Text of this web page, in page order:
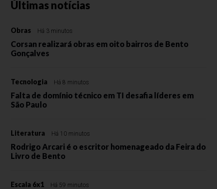
Últimas notícias
Obras Há 3 minutos
Corsan realizará obras em oito bairros de Bento
Gonçalves
Tecnologia Há 8 minutos
Falta de domínio técnico em TI desafia líderes em
São Paulo
Literatura Há 10 minutos
Rodrigo Arcari é o escritor homenageado da Feira do
Livro de Bento
Escala 6x1 Há 59 minutos